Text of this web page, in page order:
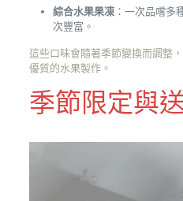
綜合水果果凍：一次品嚐多
次豐富。
這些口味會隨著季節變換而調整
優質的水果製作。
季節限定與